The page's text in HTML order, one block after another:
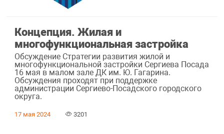
Концепция. Жилая и
многофункциональная застройка
Обсуждение Стратегии развития жилой и
многофункциональной застройки Сергиева Посада
16 мая в малом зале ДК им. Ю. Гагарина.
Обсуждения проходят при поддержке
администрации Сергиево-Посадского городского
округа.
17 мая 2024 3201